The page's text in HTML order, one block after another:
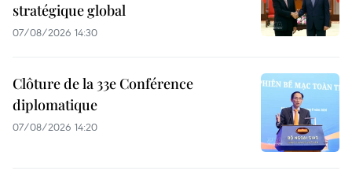
stratégique global
07/08/2026 14:30
Clôture de la 33e Conférence
diplomatique
07/08/2026 14:20